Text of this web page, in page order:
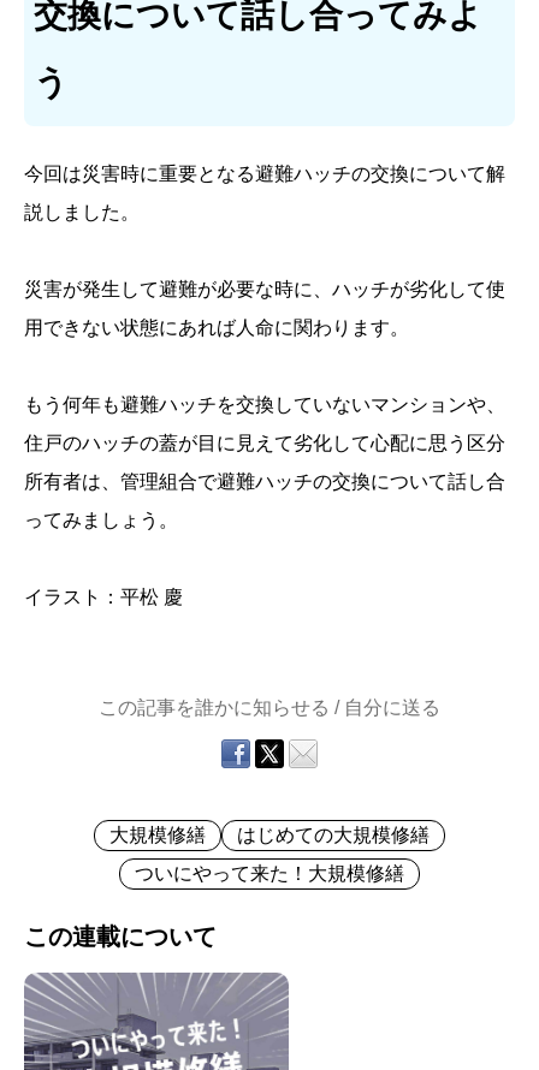
交換について話し合ってみよ
う
今回は災害時に重要となる避難ハッチの交換について解
説しました。
災害が発生して避難が必要な時に、ハッチが劣化して使
用できない状態にあれば人命に関わります。
もう何年も避難ハッチを交換していないマンションや、
住戸のハッチの蓋が目に見えて劣化して心配に思う区分
所有者は、管理組合で避難ハッチの交換について話し合
ってみましょう。
イラスト：平松 慶
この記事を誰かに知らせる / 自分に送る
大規模修繕
はじめての大規模修繕
ついにやって来た！大規模修繕
この連載について